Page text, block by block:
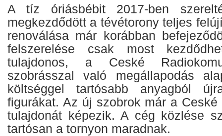
A tíz óriásbébit 2017-ben
megkezdődött a tévétorony teljes
renoválása már korábban
felszerelése csak most
tulajdonos, a Ceské
szobrásszal való megállapodás
költséggel tartósabb anyagból
figurákat. Az új szobrok már a Ceské
tulajdonát képezik. A cég közlése
tartósan a tornyon maradnak.